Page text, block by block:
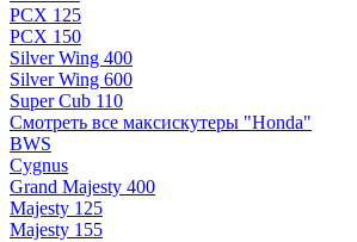
PCX 125
PCX 150
Silver Wing 400
Silver Wing 600
Super Cub 110
Смотреть все максискутеры "Honda"
BWS
Cygnus
Grand Majesty 400
Majesty 125
Majesty 155